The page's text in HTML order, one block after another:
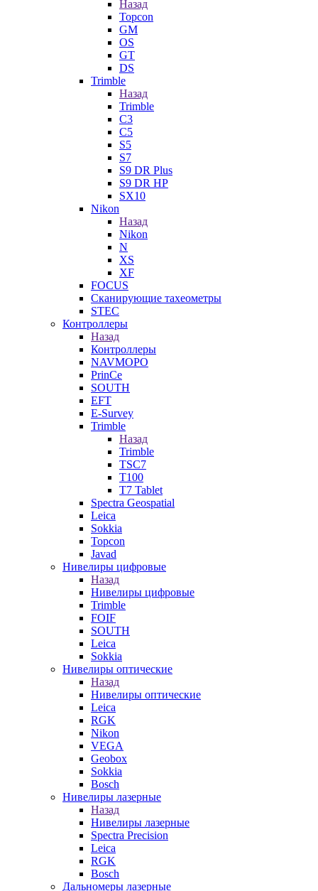
Назад
Topcon
GM
OS
GT
DS
Trimble
Назад
Trimble
C3
C5
S5
S7
S9 DR Plus
S9 DR HP
SX10
Nikon
Назад
Nikon
N
XS
XF
FOCUS
Сканирующие тахеометры
STEC
Контроллеры
Назад
Контроллеры
NAVMOPO
PrinCe
SOUTH
EFT
E-Survey
Trimble
Назад
Trimble
TSC7
T100
T7 Tablet
Spectra Geospatial
Leica
Sokkia
Topcon
Javad
Нивелиры цифровые
Назад
Нивелиры цифровые
Trimble
FOIF
SOUTH
Leica
Sokkia
Нивелиры оптические
Назад
Нивелиры оптические
Leica
RGK
Nikon
VEGA
Geobox
Sokkia
Bosch
Нивелиры лазерные
Назад
Нивелиры лазерные
Spectra Precision
Leica
RGK
Bosch
Дальномеры лазерные